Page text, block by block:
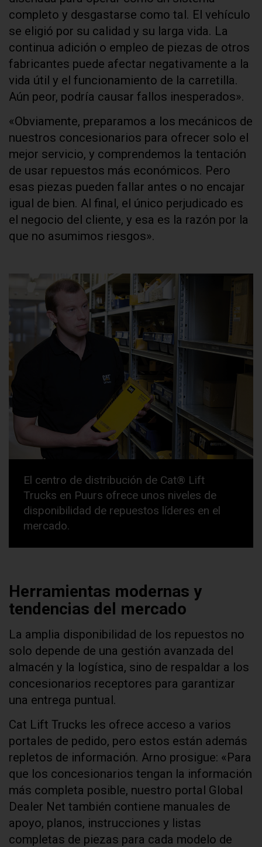
completo y desgastarse como tal. El vehículo
se eligió por su calidad y su larga vida. La
continua adición o empleo de piezas de otros
fabricantes puede afectar negativamente a la
vida útil y el funcionamiento de la carretilla.
Aún peor, podría causar fallos inesperados».
«Obviamente, preparamos a los mecánicos de
nuestros concesionarios para ofrecer solo el
mejor servicio, y comprendemos la tentación
de usar repuestos más económicos. Pero
esas piezas pueden fallar antes o no encajar
igual de bien. Al final, el único perjudicado es
el negocio del cliente, y esa es la razón por la
que no asumimos riesgos».
El centro de distribución de Cat® Lift
Trucks en Puurs ofrece unos niveles de
disponibilidad de repuestos líderes en el
mercado.
Herramientas modernas y
tendencias del mercado
La amplia disponibilidad de los repuestos no
solo depende de una gestión avanzada del
almacén y la logística, sino de respaldar a los
concesionarios receptores para garantizar
una entrega puntual.
Cat Lift Trucks les ofrece acceso a varios
portales de pedido, pero estos están además
repletos de información. Arno prosigue: «Para
que los concesionarios tengan la información
más completa posible, nuestro portal Global
Dealer Net también contiene manuales de
apoyo, planos, instrucciones y listas
completas de piezas para cada modelo de